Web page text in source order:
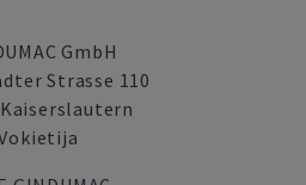
GmbH
Strasse 110